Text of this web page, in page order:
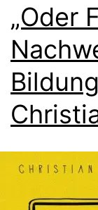
„Oder